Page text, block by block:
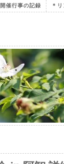
開催行事の記録 ＊